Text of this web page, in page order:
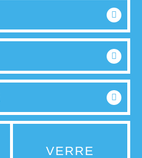
VERRE